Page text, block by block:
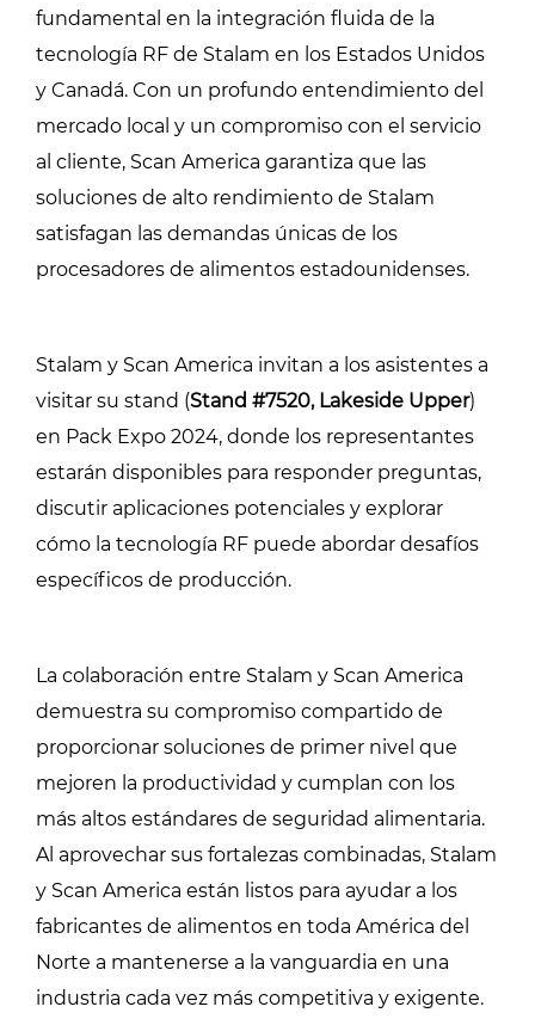
fundamental en la integración fluida de la
tecnología RF de Stalam en los Estados Unidos
y Canadá. Con un profundo entendimiento del
mercado local y un compromiso con el servicio
al cliente, Scan America garantiza que las
soluciones de alto rendimiento de Stalam
satisfagan las demandas únicas de los
procesadores de alimentos estadounidenses.
Stalam y Scan America invitan a los asistentes a
visitar su stand (Stand #7520, Lakeside Upper)
en Pack Expo 2024, donde los representantes
estarán disponibles para responder preguntas,
discutir aplicaciones potenciales y explorar
cómo la tecnología RF puede abordar desafíos
específicos de producción.
La colaboración entre Stalam y Scan America
demuestra su compromiso compartido de
proporcionar soluciones de primer nivel que
mejoren la productividad y cumplan con los
más altos estándares de seguridad alimentaria.
Al aprovechar sus fortalezas combinadas, Stalam
y Scan America están listos para ayudar a los
fabricantes de alimentos en toda América del
Norte a mantenerse a la vanguardia en una
industria cada vez más competitiva y exigente.